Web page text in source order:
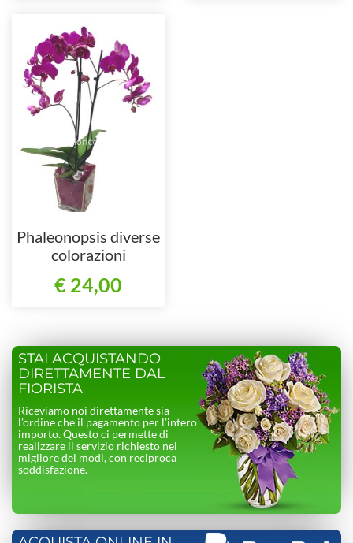
Phaleonopsis diverse
colorazioni
€ 24,00
STAI ACQUISTANDO
DIRETTAMENTE DAL
FIORISTA
Riceviamo noi direttamente sia
l’ordine che il pagamento per l’intero
importo. Questo ci permette di
realizzare il servizio richiesto nel
migliore dei modi, con reciproca
soddisfazione.